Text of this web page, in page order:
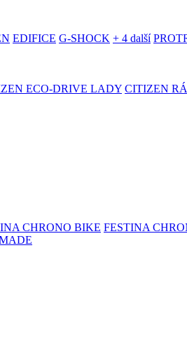
EDIFICE G-SHOCK + 4 další
ECO-DRIVE LADY CITIZEN
CHRONO BIKE FESTINA